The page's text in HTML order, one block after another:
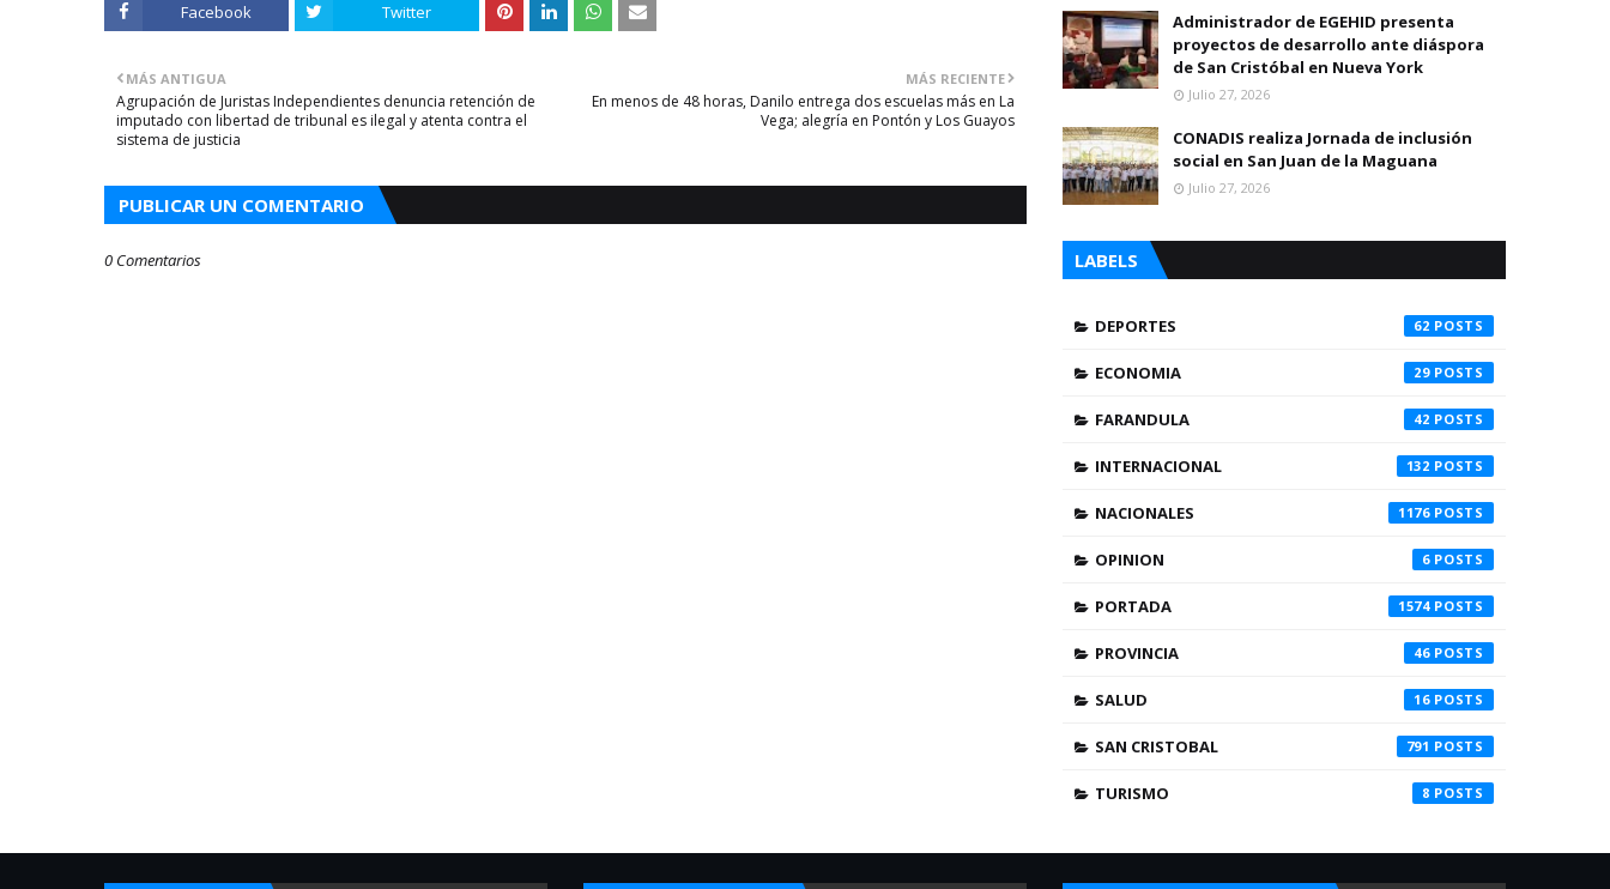
Facebook Twitter
MÁS RECIENTE
En menos de 48 horas, Danilo entrega dos escuelas más en La
Vega; alegría en Pontón y Los Guayos
MÁS ANTIGUA
Agrupación de Juristas Independientes denuncia retención de
imputado con libertad de tribunal es ilegal y atenta contra el
sistema de justicia
PUBLICAR UN COMENTARIO
0 Comentarios
Administrador de EGEHID presenta
proyectos de desarrollo ante diáspora
de San Cristóbal en Nueva York
Julio 27, 2026
CONADIS realiza Jornada de inclusión
social en San Juan de la Maguana
Julio 27, 2026
LABELS
DEPORTES 62
ECONOMIA 29
FARANDULA 42
INTERNACIONAL 132
NACIONALES 1176
OPINION 6
PORTADA 1574
PROVINCIA 46
SALUD 16
SAN CRISTOBAL 791
TURISMO 8